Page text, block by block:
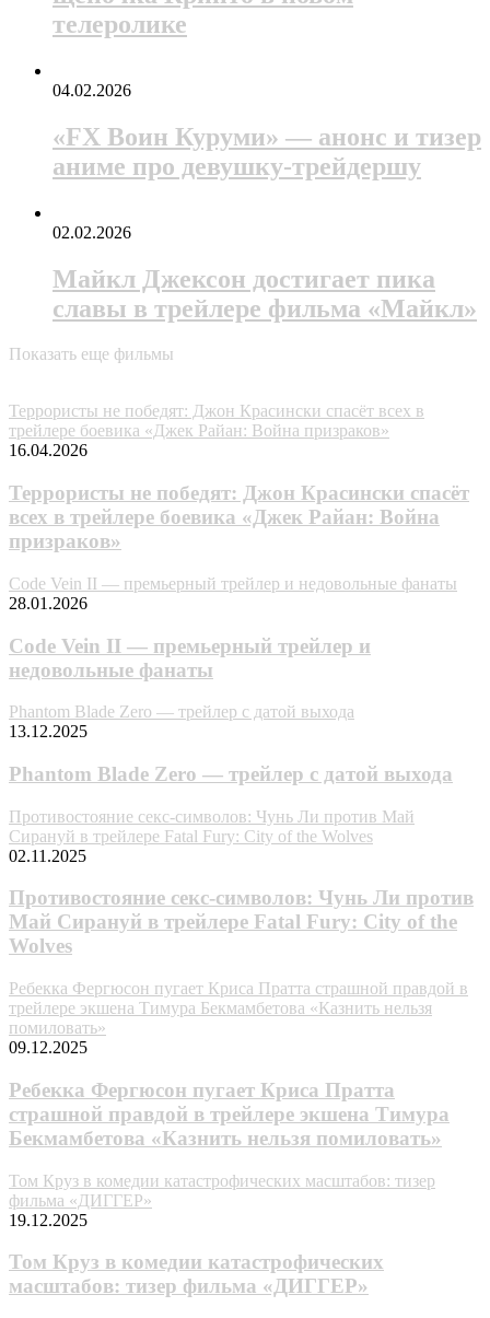
телеролике
04.02.2026
«FX Воин Куруми» — анонс и тизер
аниме про девушку-трейдершу
02.02.2026
Майкл Джексон достигает пика
славы в трейлере фильма «Майкл»
Показать еще фильмы
Террористы не победят: Джон Красински спасёт всех в
трейлере боевика «Джек Райан: Война призраков»
16.04.2026
Террористы не победят: Джон Красински спасёт
всех в трейлере боевика «Джек Райан: Война
призраков»
Code Vein II — премьерный трейлер и недовольные фанаты
28.01.2026
Code Vein II — премьерный трейлер и
недовольные фанаты
Phantom Blade Zero — трейлер с датой выхода
13.12.2025
Phantom Blade Zero — трейлер с датой выхода
Противостояние секс-символов: Чунь Ли против Май
Сирануй в трейлере Fatal Fury: City of the Wolves
02.11.2025
Противостояние секс-символов: Чунь Ли против
Май Сирануй в трейлере Fatal Fury: City of the
Wolves
Ребекка Фергюсон пугает Криса Пратта страшной правдой в
трейлере экшена Тимура Бекмамбетова «Казнить нельзя
помиловать»
09.12.2025
Ребекка Фергюсон пугает Криса Пратта
страшной правдой в трейлере экшена Тимура
Бекмамбетова «Казнить нельзя помиловать»
Том Круз в комедии катастрофических масштабов: тизер
фильма «ДИГГЕР»
19.12.2025
Том Круз в комедии катастрофических
масштабов: тизер фильма «ДИГГЕР»